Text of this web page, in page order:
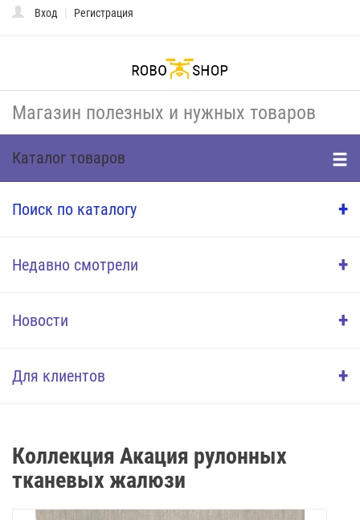
Вход | Регистрация
Магазин полезных и нужных товаров
Каталог товаров
Поиск по каталогу +
Недавно смотрели +
Новости +
Для клиентов +
Коллекция Акация рулонных
тканевых жалюзи